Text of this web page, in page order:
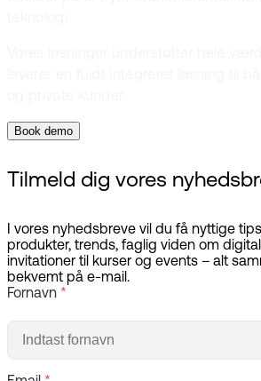
Book demo
Tilmeld dig vores
I vores nyhedsbreve vil du få nyttige
produkter, trends, faglig viden om
invitationer til kurser og events – alt
bekvemt på e-mail.
Fornavn *